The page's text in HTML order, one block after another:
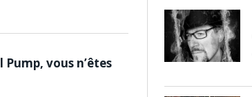
vous n’êtes